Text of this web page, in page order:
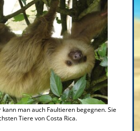
kann man auch Faultieren begegnen. Sie
Tiere von Costa Rica.